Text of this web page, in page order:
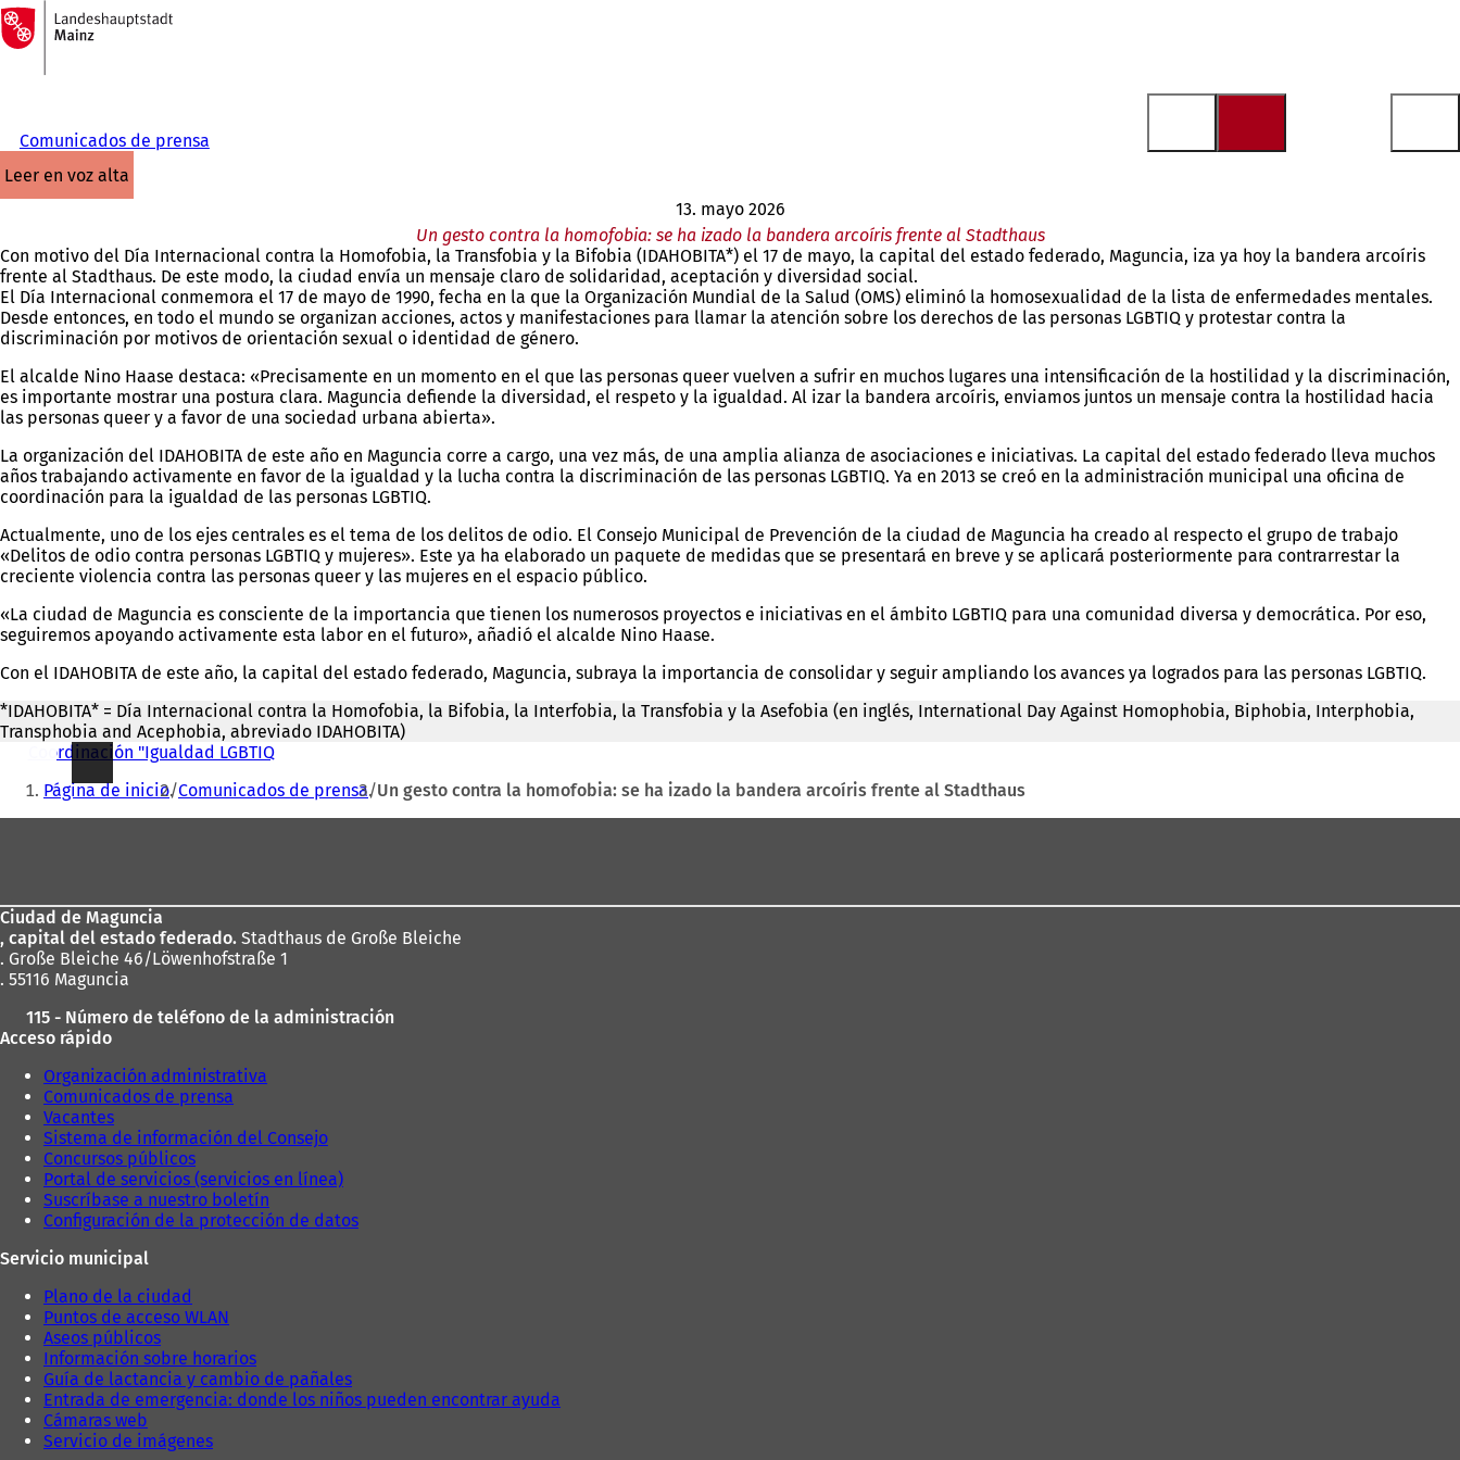
Saltar al contenido
A
la
página
Comunicados de prensa
leer en voz alta
13. mayo 2026
Un gesto contra la homofobia: se ha izado la bandera arcoíris frente al Stadthaus
Con motivo del Día Internacional contra la Homofobia, la Transfobia y la Bifobia (IDAHOBITA*) el 17 de mayo, la capital del estado federado, Maguncia, iza ya hoy la bandera arcoíris
frente al Stadthaus. De este modo, la ciudad envía un mensaje claro de solidaridad, aceptación y diversidad social.
El Día Internacional conmemora el 17 de mayo de 1990, fecha en la que la Organización Mundial de la Salud (OMS) eliminó la homosexualidad de la lista de enfermedades mentales.
Desde entonces, en todo el mundo se organizan acciones, actos y manifestaciones para llamar la atención sobre los derechos de las personas LGBTIQ y protestar contra la
discriminación por motivos de orientación sexual o identidad de género.
El alcalde Nino Haase destaca: «Precisamente en un momento en el que las personas queer vuelven a sufrir en muchos lugares una intensificación de la hostilidad y la discriminación,
es importante mostrar una postura clara. Maguncia defiende la diversidad, el respeto y la igualdad. Al izar la bandera arcoíris, enviamos juntos un mensaje contra la hostilidad hacia
las personas queer y a favor de una sociedad urbana abierta».
La organización del IDAHOBITA de este año en Maguncia corre a cargo, una vez más, de una amplia alianza de asociaciones e iniciativas. La capital del estado federado lleva muchos
años trabajando activamente en favor de la igualdad y la lucha contra la discriminación de las personas LGBTIQ. Ya en 2013 se creó en la administración municipal una oficina de
coordinación para la igualdad de las personas LGBTIQ.
Actualmente, uno de los ejes centrales es el tema de los delitos de odio. El Consejo Municipal de Prevención de la ciudad de Maguncia ha creado al respecto el grupo de trabajo
«Delitos de odio contra personas LGBTIQ y mujeres». Este ya ha elaborado un paquete de medidas que se presentará en breve y se aplicará posteriormente para contrarrestar la
creciente violencia contra las personas queer y las mujeres en el espacio público.
«La ciudad de Maguncia es consciente de la importancia que tienen los numerosos proyectos e iniciativas en el ámbito LGBTIQ para una comunidad diversa y democrática. Por eso,
seguiremos apoyando activamente esta labor en el futuro», añadió el alcalde Nino Haase.
Con el IDAHOBITA de este año, la capital del estado federado, Maguncia, subraya la importancia de consolidar y seguir ampliando los avances ya logrados para las personas LGBTIQ.
*IDAHOBITA* = Día Internacional contra la Homofobia, la Bifobia, la Interfobia, la Transfobia y la Asefobia (en inglés, International Day Against Homophobia, Biphobia, Interphobia,
Transphobia and Acephobia, abreviado IDAHOBITA)
Coordinación "Igualdad LGBTIQ
Estás
aquí:
Página de inicio Comunicados de prensa Un gesto contra la homofobia: se ha izado la bandera arcoíris frente al Stadthaus
pies
Ciudad de Maguncia
, capital del estado federado. Stadthaus de Große Bleiche
. Große Bleiche 46/Löwenhofstraße 1
. 55116 Maguncia
115 - Número de teléfono de la administración
Acceso rápido
Organización administrativa
Comunicados de prensa
Vacantes
Sistema de información del Consejo
Concursos públicos
Portal de servicios (servicios en línea)
Suscríbase a nuestro boletín
Configuración de la protección de datos
Servicio municipal
Plano de la ciudad
Puntos de acceso WLAN
Aseos públicos
Información sobre horarios
Guía de lactancia y cambio de pañales
Entrada de emergencia: donde los niños pueden encontrar ayuda
Cámaras web
Servicio de imágenes